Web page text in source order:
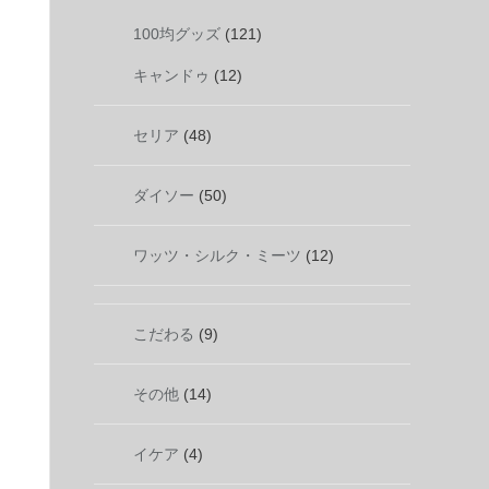
100均グッズ (121)
キャンドゥ (12)
セリア (48)
ダイソー (50)
ワッツ・シルク・ミーツ (12)
こだわる (9)
その他 (14)
イケア (4)